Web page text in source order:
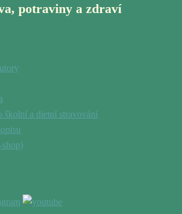
potraviny a zdraví
školní a dietní stravování
shop)